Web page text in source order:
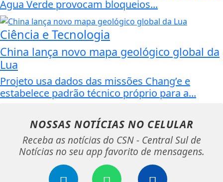
Água Verde provocam bloqueios...
Ciência e Tecnologia
China lança novo mapa geológico global da
Lua
Projeto usa dados das missões Chang’e e
estabelece padrão técnico próprio para a...
NOSSAS NOTÍCIAS NO CELULAR
Receba as notícias do CSN - Central Sul de
Notícias no seu app favorito de mensagens.